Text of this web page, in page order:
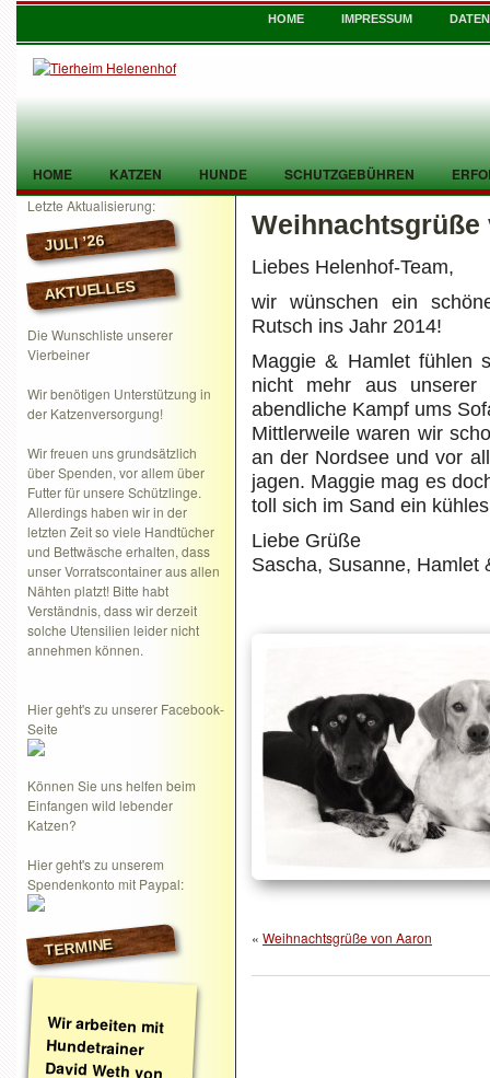
HOME IMPRESSUM
HOME KATZEN HUNDE SCHUTZGEBÜHREN
TIER GEFUNDEN KONTAKT
Letzte Aktualisierung:
JULI ’26
AKTUELLES
Die Wunschliste unserer
Vierbeiner
Wir benötigen Unterstützung in
der Katzenversorgung!
Wir freuen uns grundsätzlich
über Spenden, vor allem über
Futter für unsere Schützlinge.
Allerdings haben wir in der
letzten Zeit so viele Handtücher
und Bettwäsche erhalten, dass
unser Vorratscontainer aus allen
Nähten platzt! Bitte habt
Verständnis, dass wir derzeit
solche Utensilien leider nicht
annehmen können.
Hier geht's zu unserer Facebook-
Seite
Können Sie uns helfen beim
Einfangen wild lebender
Katzen?
Hier geht's zu unserem
Spendenkonto mit Paypal:
TERMINE
Wir arbeiten mit
Hundetrainer
David Weth von
canis intellectus
Weihnachtsgrüße
Liebes Helenhof-Team,
wir wünschen ein
Rutsch ins Jahr 2014!
Maggie & Hamlet fühlen
nicht mehr aus
abendliche Kampf ums
Mittlerweile waren wir
an der Nordsee und vor
jagen. Maggie mag es
toll sich im Sand ein
Liebe Grüße
Sascha, Susanne, Hamlet
« Weihnachtsgrüße von Aaron